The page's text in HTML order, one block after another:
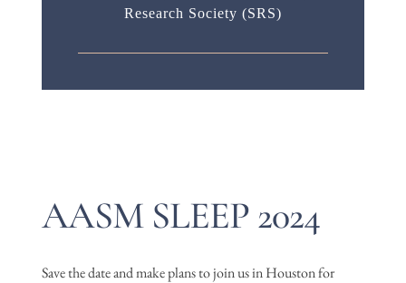
Research Society (SRS)
AASM SLEEP 2024
Save the date and make plans to join us in Houston for